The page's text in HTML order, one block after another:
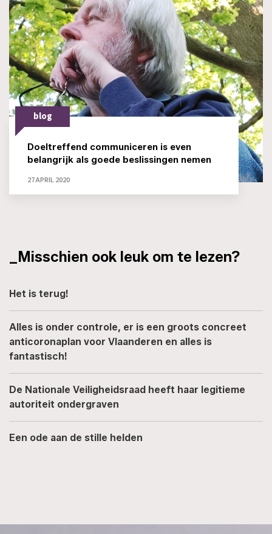
blog
Doeltreffend communiceren is even
belangrijk als goede beslissingen nemen
27 APRIL 2020
_Misschien ook leuk om te lezen?
Het is terug!
Alles is onder controle, er is een groots concreet
anticoronaplan voor Vlaanderen en alles is
fantastisch!
De Nationale Veiligheidsraad heeft haar legitieme
autoriteit ondergraven
Een ode aan de stille helden